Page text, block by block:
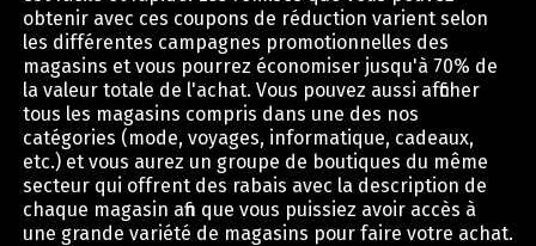
obtenir avec ces coupons de réduction varient selon
les différentes campagnes promotionnelles des
magasins et vous pourrez économiser jusqu'à 70% de
la valeur totale de l'achat. Vous pouvez aussi afficher
tous les magasins compris dans une des nos
catégories (mode, voyages, informatique, cadeaux,
etc.) et vous aurez un groupe de boutiques du même
secteur qui offrent des rabais avec la description de
chaque magasin afin que vous puissiez avoir accès à
une grande variété de magasins pour faire votre achat.